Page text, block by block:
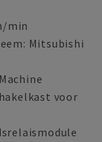
min
Mitsubishi
voor